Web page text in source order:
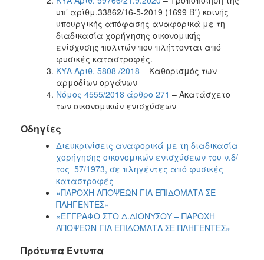
υπ’ αρίθμ.33862/16-5-2019 (1699 Β΄) κοινής
υπουργικής απόφασης αναφορικά με τη
διαδικασία χορήγησης οικονομικής
ενίσχυσης πολιτών που πλήττονται από
φυσικές καταστροφές.
ΚΥΑ Αριθ. 5808 /2018 – Καθορισμός των
αρμοδίων οργάνων
Νόμος 4555/2018 άρθρο 271 – Ακατάσχετο
των οικονομικών ενισχύσεων
Οδηγίες
Διευκρινίσεις αναφορικά με τη διαδικασία
χορήγησης οικονομικών ενισχύσεων του ν.δ/
τος 57/1973, σε πληγέντες από φυσικές
καταστροφές
«ΠΑΡΟΧΗ ΑΠΟΨΕΩΝ ΓΙΑ ΕΠΙΔΟΜΑΤΑ ΣΕ
ΠΛΗΓΕΝΤΕΣ»
«ΕΓΓΡΑΦΟ ΣΤΟ Δ.ΔΙΟΝΥΣΟΥ – ΠΑΡΟΧΗ
ΑΠΟΨΕΩΝ ΓΙΑ ΕΠΙΔΟΜΑΤΑ ΣΕ ΠΛΗΓΕΝΤΕΣ»
Πρότυπα Έντυπα